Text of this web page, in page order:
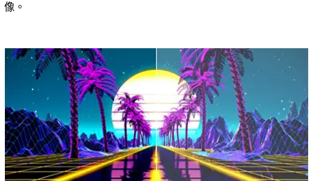
像。